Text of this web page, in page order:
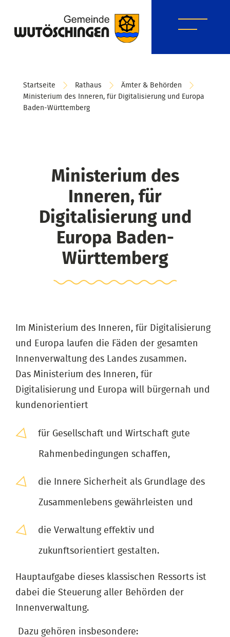
Startseite Rathaus
Ämter & Behörden
Ministerium des Inneren, für Digitalisierung und Europa
Baden-Württemberg
Ministerium des
Inneren, für
Digitalisierung und
Europa Baden-
Württemberg
Im Ministerium des Inneren, für Digitalisierung
und Europa laufen die Fäden der gesamten
Innenverwaltung des Landes zusammen.
Das Ministerium des Inneren, für
Digitalisierung und Europa will bürgernah und
kundenorientiert
für Gesellschaft und Wirtschaft gute
Rahmenbedingungen schaffen,
die Innere Sicherheit als Grundlage des
Zusammenlebens gewährleisten und
die Verwaltung effektiv und
zukunftsorientiert gestalten.
Hauptaufgabe dieses klassischen Ressorts ist
dabei die Steuerung aller Behörden der
Innenverwaltung.
Dazu gehören insbesondere: